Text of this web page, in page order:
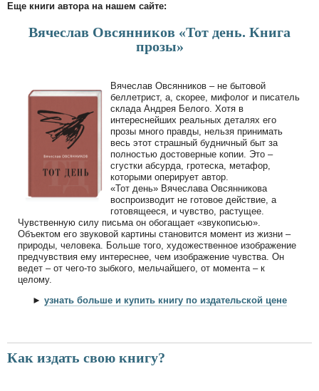
Еще книги автора на нашем сайте:
Вячеслав Овсянников «Тот день. Книга
прозы»
Вячеслав Овсянников – не бытовой
беллетрист, а, скорее, мифолог и писатель
склада Андрея Белого. Хотя в
интереснейших реальных деталях его
прозы много правды, нельзя принимать
весь этот страшный будничный быт за
полностью достоверные копии. Это –
сгустки абсурда, гротеска, метафор,
которыми оперирует автор.
«Тот день» Вячеслава Овсянникова
воспроизводит не готовое действие, а
готовящееся, и чувство, растущее.
Чувственную силу письма он обогащает «звукописью».
Объектом его звуковой картины становится момент из жизни –
природы, человека. Больше того, художественное изображение
предчувствия ему интереснее, чем изображение чувства. Он
ведет – от чего-то зыбкого, мельчайшего, от момента – к
целому.
► узнать больше и купить книгу по издательской цене
Как издать свою книгу?